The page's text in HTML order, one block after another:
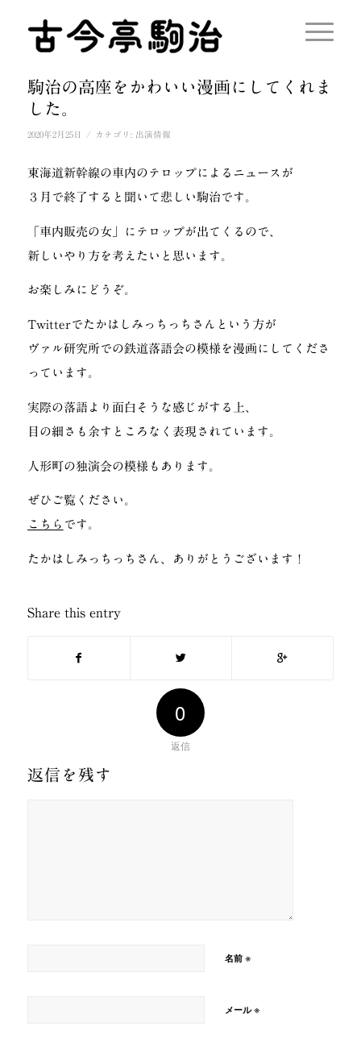
駒治の高座をかわいい漫画にしてくれま
した。
2020年2月25日 / カテゴリ: 出演情報
東海道新幹線の車内のテロップによるニュースが
３月で終了すると聞いて悲しい駒治です。
「車内販売の女」にテロップが出てくるので、
新しいやり方を考えたいと思います。
お楽しみにどうぞ。
Twitterでたかはしみっちっちさんという方が
ヴァル研究所での鉄道落語会の模様を漫画にしてくださ
っています。
実際の落語より面白そうな感じがする上、
目の細さも余すところなく表現されています。
人形町の独演会の模様もあります。
ぜひご覧ください。
こちら です。
たかはしみっちっちさん、ありがとうございます！
Share this entry
0
返信
返信を残す
名前 ※
メール※